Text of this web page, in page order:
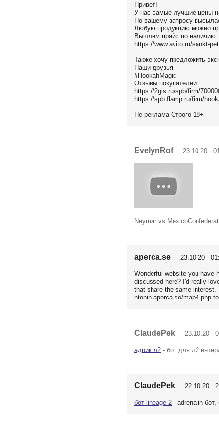
Привет!
У нас самые лучшие цены
По вашему запросу
Любую продукцию можно
Вышлем прайс по наличию.
https://www.avito.ru/sankt-
Также хочу предложить
Наши друзья
#HookahMagic
Отзывы покупателей
https://2gis.ru/spb/firm/
https://spb.flamp.ru/firm/
Не реклама Строго 18+
EvelynRof23.10.20
Neymar vs
aperca.se 23.10.20
Wonderful website you have
discussed here? I'd really
that share the same interest.
ntenin.aperca.se/map4.php
ClaudePek 23.10.20
адрик л2 - бот для л2
ClaudePek 22.10.20
бот lineage 2 - adrenalin